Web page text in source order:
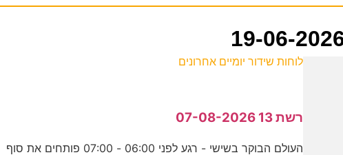
לוחות שידור יומיים אחרונים
רשת 13 07-08-2026
העולם הבוקר בשישי - רגע לפני 06:00 - 07:00 פותחים את סוף